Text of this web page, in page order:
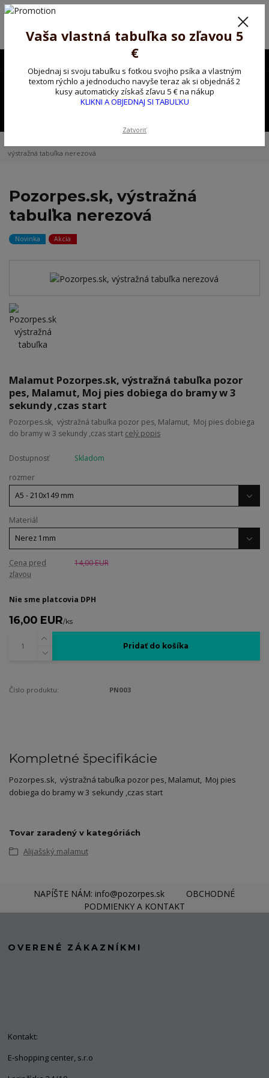
Poprosíme ctených zákazníkov o trpezlivosť, v tomto období máme
Preto sme Vám pripravili malý darček ako ospravedlnenie.
!!! ZĽAVA 5€ na PRVÚ objednávku nad 30€ s kódom pozorpes5 !!!
0,00 EUR
výstražná tabuľka nerezová
Pozorpes.sk, výstražná
tabuľka nerezová
Novinka Akcia
Malamut Pozorpes.sk, výstražná tabuľka pozor
pes, Malamut, Moj pies dobiega do bramy w 3
sekundy ,czas start
Pozorpes.sk, výstražná tabuľka pozor pes, Malamut, Moj pies dobiega
do bramy w 3 sekundy ,czas start celý popis
Dostupnosť
Skladom
rozmer
Materiál
Cena pred
zľavou
14,00 EUR
Nie sme platcovia DPH
16,00 EUR/ks
Pridať do košíka
Číslo produktu: PN003
Kompletné špecifikácie
Pozorpes.sk, výstražná tabuľka pozor pes, Malamut, Moj pies
dobiega do bramy w 3 sekundy ,czas start
Tovar zaradený v kategóriách
Alijašský malamut
NAPÍŠTE NÁM: info@pozorpes.sk
OBCHODNÉ
PODMIENKY A KONTAKT
OVERENÉ ZÁKAZNÍKMI
Kontakt:
E-shopping center, s.r.o
Vaša vlastná tabuľka so zľavou 5
€
Objednaj si svoju tabuľku s fotkou svojho psíka a vlastným
textom rýchlo a jednoducho navyše teraz ak si objednáš 2
kusy automaticky získaš zľavu 5 € na nákup
KLIKNI A OBJEDNAJ SI TABUĽKU
Zatvoriť